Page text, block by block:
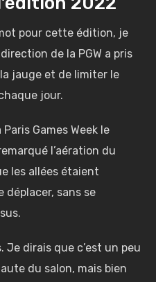
pour cette édition, je
de la PGW a pris
jauge et de limiter le
jour.
Games Week le
l’aération du
les allées étaient
déplacer, sans se
Je dirais que c’est un peu
du salon, mais bien